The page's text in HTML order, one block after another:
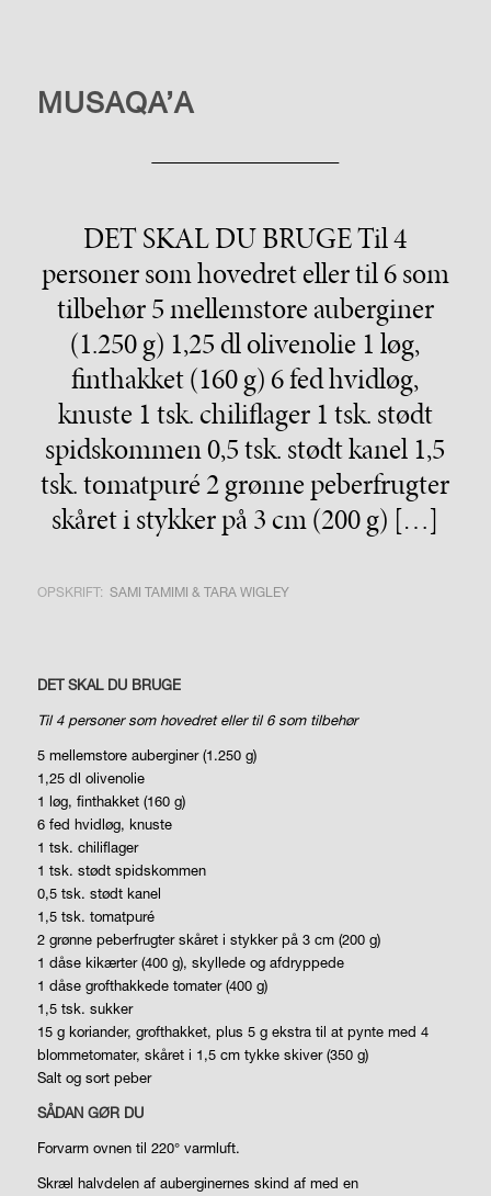
MUSAQA’A
DET SKAL DU BRUGE Til 4
personer som hovedret eller til 6 som
tilbehør 5 mellemstore auberginer
(1.250 g) 1,25 dl olivenolie 1 løg,
finthakket (160 g) 6 fed hvidløg,
knuste 1 tsk. chiliflager 1 tsk. stødt
spidskommen 0,5 tsk. stødt kanel 1,5
tsk. tomatpuré 2 grønne peberfrugter
skåret i stykker på 3 cm (200 g) […]
OPSKRIFT: SAMI TAMIMI & TARA WIGLEY
DET SKAL DU BRUGE
Til 4 personer som hovedret eller til 6 som tilbehør
5 mellemstore auberginer (1.250 g)
1,25 dl olivenolie
1 løg, finthakket (160 g)
6 fed hvidløg, knuste
1 tsk. chiliflager
1 tsk. stødt spidskommen
0,5 tsk. stødt kanel
1,5 tsk. tomatpuré
2 grønne peberfrugter skåret i stykker på 3 cm (200 g)
1 dåse kikærter (400 g), skyllede og afdryppede
1 dåse grofthakkede tomater (400 g)
1,5 tsk. sukker
15 g koriander, grofthakket, plus 5 g ekstra til at pynte med 4
blommetomater, skåret i 1,5 cm tykke skiver (350 g)
Salt og sort peber
SÅDAN GØR DU
Forvarm ovnen til 220° varmluft.
Skræl halvdelen af auberginernes skind af med en